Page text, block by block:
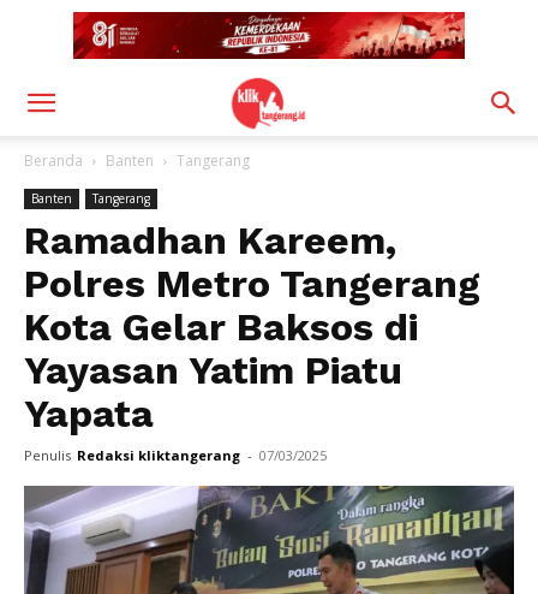
Beranda Banten Tangerang
Banten Tangerang
Ramadhan Kareem,
Polres Metro Tangerang
Kota Gelar Baksos di
Yayasan Yatim Piatu
Yapata
Penulis Redaksi kliktangerang - 07/03/2025